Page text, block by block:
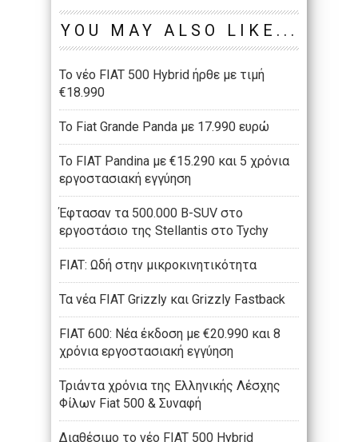
YOU MAY ALSO LIKE...
To νέο FIAT 500 Hybrid ήρθε με τιμή
€18.990
Το Fiat Grande Panda με 17.990 ευρώ
Το FIAT Pandina με €15.290 και 5 χρόνια
εργοστασιακή εγγύηση
Έφτασαν τα 500.000 B-SUV στο
εργοστάσιο της Stellantis στο Tychy
FIAT: Ωδή στην μικροκινητικότητα
Τα νέα FIAT Grizzly και Grizzly Fastback
FIAT 600: Νέα έκδοση με €20.990 και 8
χρόνια εργοστασιακή εγγύηση
Τριάντα χρόνια της Ελληνικής Λέσχης
Φίλων Fiat 500 & Συναφή
Διαθέσιμο το νέο FIAT 500 Hybrid